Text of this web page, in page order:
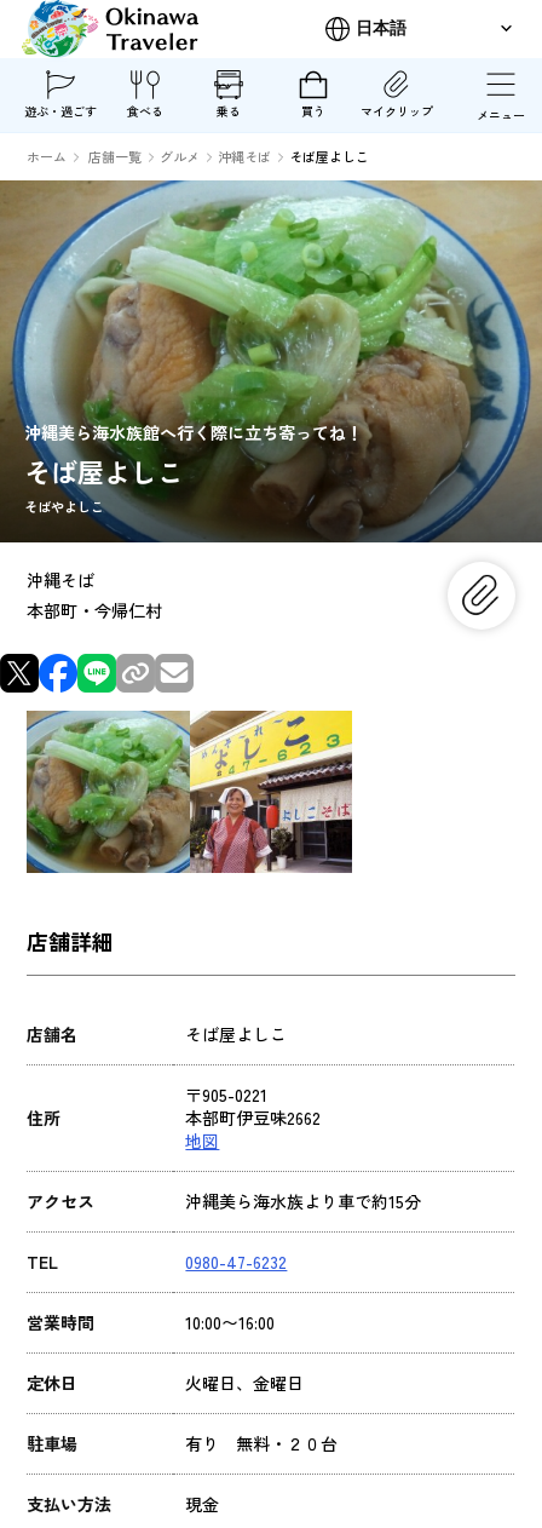
遊ぶ・過ごす 食べる 乗る 買う マイクリップ メニュー
ホーム 店舗一覧 グルメ 沖縄そば そば屋よしこ
沖縄美ら海水族館へ行く際に立ち寄ってね！
そば屋よしこ
そばやよしこ
沖縄そば
本部町・今帰仁村
店舗詳細
店舗名 そば屋よしこ
住所
〒905-0221
本部町伊豆味2662
地図
アクセス 沖縄美ら海水族より車で約15分
TEL 0980-47-6232
営業時間 10:00〜16:00
定休日 火曜日、金曜日
駐車場 有り 無料・２０台
支払い方法 現金